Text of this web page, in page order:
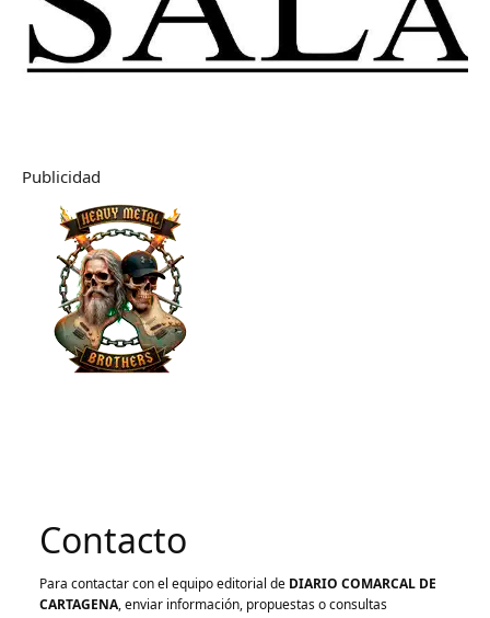
Publicidad
Contacto
Para contactar con el equipo editorial de DIARIO COMARCAL DE
CARTAGENA, enviar información, propuestas o consultas